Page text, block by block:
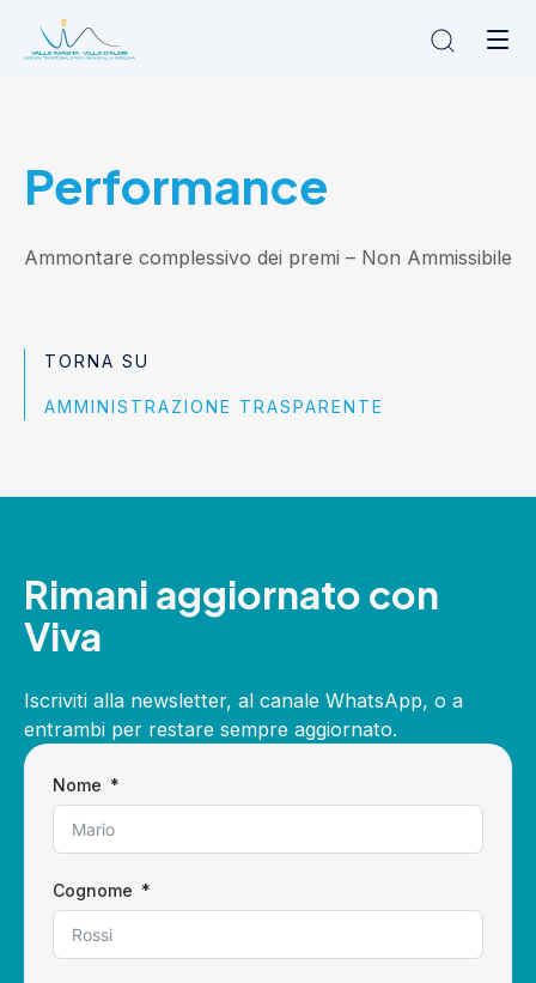
L'Ambito
Amministrazione trasparente
Performance
Ammontare complessivo dei premi – Non Ammissibile
TORNA SU
AMMINISTRAZIONE TRASPARENTE
Rimani aggiornato con
Viva
Iscriviti alla newsletter, al canale WhatsApp, o a
entrambi per restare sempre aggiornato.
Nome
Cognome